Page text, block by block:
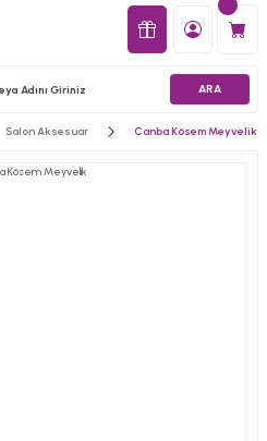
ARA
Salon Aksesuar Canba Kösem Meyvelik